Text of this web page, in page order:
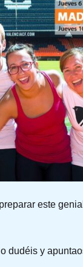
este
dudéis y